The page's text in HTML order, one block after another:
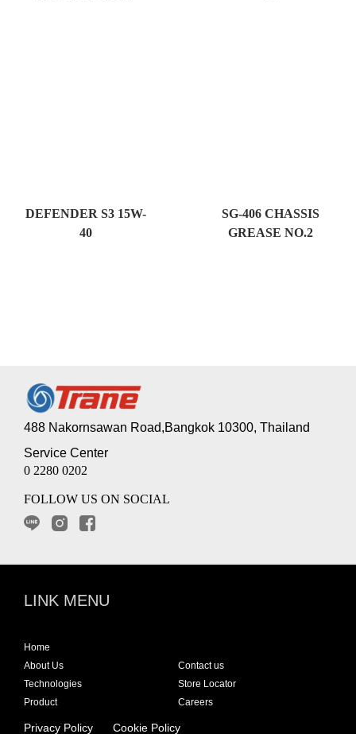
DEFENDER S3 15W-
40
SG-406 CHASSIS
GREASE NO.2
488 Nakornsawan Road,Bangkok 10300, Thailand
Service Center
0 2280 0202
FOLLOW US ON SOCIAL
LINK MENU
Home
About Us
Technologies
Product
Contact us
Store Locator
Careers
Privacy Policy Cookie Policy